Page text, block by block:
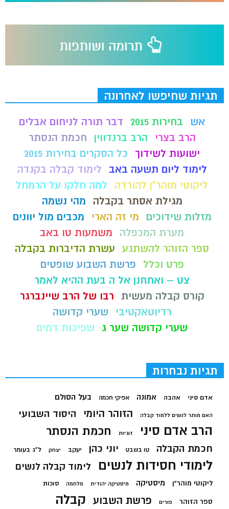
תגיות שחיפשו לאחרונה
אש בחירות 2015
דבר תורה לניחום אבלים
הרב בצרי
הרב ברנדווין
חכמת הנסתר
ישועות לשידוך
כל הסקרים בחירות 2015
לימוד ליום תשעה באב
לימוד קבלה בקנדה
ליקוטי מוהר"ן להורדה
למה חלקו על הרמחל
מגילת אסתר בקבלה
מהי נשמה
מזלות שידוכים
מי זה הארי
מכבים מול יוונים
מערת המכפלה
משמעות טו באב
ספר הזוהר להשתגע עשרת הדיברות בקבלה
פרט וכלל
פרשת השבוע שופטים
צט – ואתחנן אל ה בעת ההיא לאמר
קורס קבלה מעשית רבו של הרב שיינברגר
רדיוטאקטיבי
שערי קדושה
שערי קדושה שער ג
שפיכות דמים
תגיות נבחרות
אדם סיני אהבה אמונה אפיקי חכמה בעל הסולם
האם מותר לנשים ללמוד קבלה הזוהר היומי היסוד השבועי
הרב אדם סיני זוגיות חכמת הנסתר
חכמת הקבלה טו בשבט יוני כהן יעקב יצחק ל"ג בעומר
לימודי חסידות לנשים לימוד קבלה לנשים
ליקוטי מוהר"ן מיסטיקה מיסטיקה יהודית מלחמה סוכות
ספר הזוהר פורים פרשת השבוע קבלה